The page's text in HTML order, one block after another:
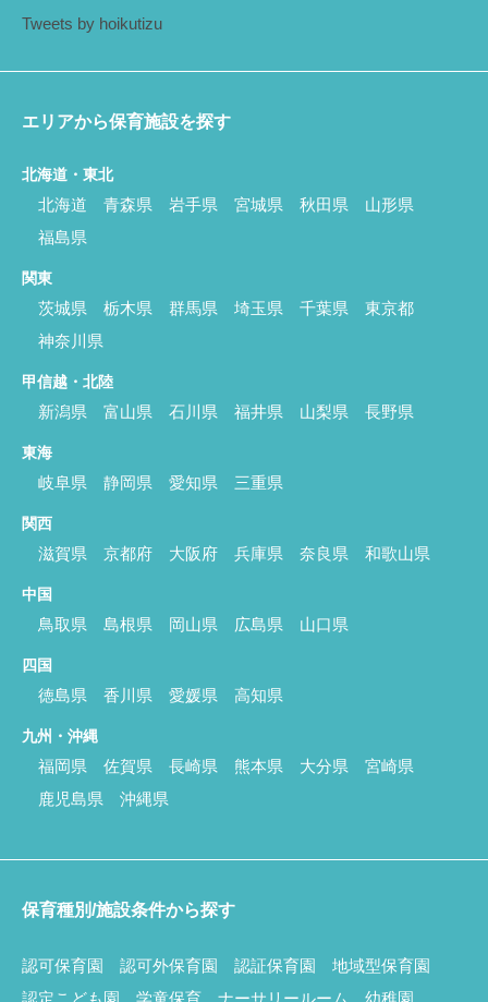
Tweets by hoikutizu
エリアから保育施設を探す
北海道・東北
北海道 青森県 岩手県 宮城県 秋田県
山形県
福島県
関東
茨城県 栃木県 群馬県 埼玉県 千葉県
東京都
神奈川県
甲信越・北陸
新潟県 富山県 石川県 福井県 山梨県 長野県
東海
岐阜県 静岡県 愛知県 三重県
関西
滋賀県 京都府 大阪府 兵庫県 奈良県 和歌山県
中国
鳥取県 島根県 岡山県 広島県 山口県
四国
徳島県 香川県 愛媛県 高知県
九州・沖縄
福岡県 佐賀県 長崎県 熊本県 大分県
宮崎県
鹿児島県
沖縄県
保育種別/施設条件から探す
認可保育園 認可外保育園 認証保育園
地域型保育園